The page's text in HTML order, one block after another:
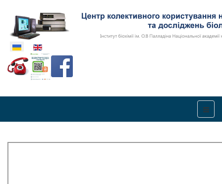
Оберіть свою мову